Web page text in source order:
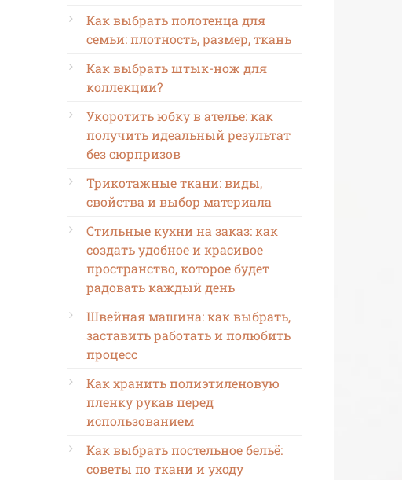
Как выбрать полотенца для
семьи: плотность, размер, ткань
Как выбрать штык-нож для
коллекции?
Укоротить юбку в ателье: как
получить идеальный результат
без сюрпризов
Трикотажные ткани: виды,
свойства и выбор материала
Стильные кухни на заказ: как
создать удобное и красивое
пространство, которое будет
радовать каждый день
Швейная машина: как выбрать,
заставить работать и полюбить
процесс
Как хранить полиэтиленовую
пленку рукав перед
использованием
Как выбрать постельное бельё:
советы по ткани и уходу